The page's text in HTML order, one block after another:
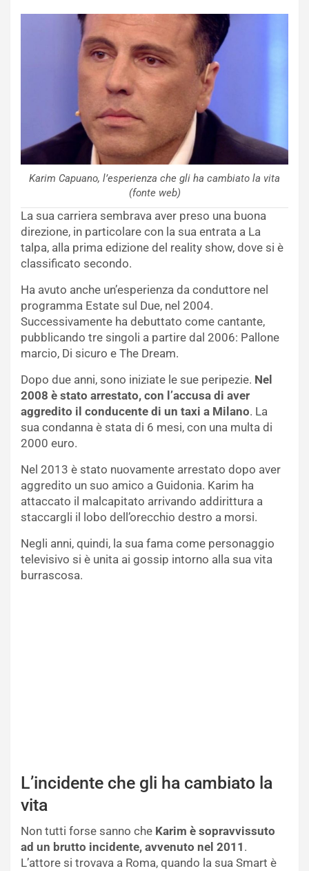
Karim Capuano, l’esperienza che gli ha cambiato la vita
(fonte web)
La sua carriera sembrava aver preso una buona
direzione, in particolare con la sua entrata a La
talpa, alla prima edizione del reality show, dove si è
classificato secondo.
Ha avuto anche un’esperienza da conduttore nel
programma Estate sul Due, nel 2004.
Successivamente ha debuttato come cantante,
pubblicando tre singoli a partire dal 2006: Pallone
marcio, Di sicuro e The Dream.
Dopo due anni, sono iniziate le sue peripezie. Nel
2008 è stato arrestato, con l’accusa di aver
aggredito il conducente di un taxi a Milano. La
sua condanna è stata di 6 mesi, con una multa di
2000 euro.
Nel 2013 è stato nuovamente arrestato dopo aver
aggredito un suo amico a Guidonia. Karim ha
attaccato il malcapitato arrivando addirittura a
staccargli il lobo dell’orecchio destro a morsi.
Negli anni, quindi, la sua fama come personaggio
televisivo si è unita ai gossip intorno alla sua vita
burrascosa.
L’incidente che gli ha cambiato la
vita
Non tutti forse sanno che Karim è sopravvissuto
ad un brutto incidente, avvenuto nel 2011 .
L’attore si trovava a Roma, quando la sua Smart è